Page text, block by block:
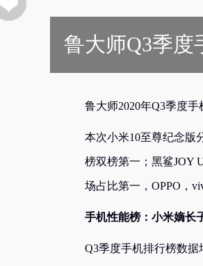
鲁大师Q3季度
鲁大师2020年Q3季度手
本次小米10至尊纪念版
榜双榜第一；黑鲨JOY
场占比第一，OPPO，
手机性能榜：小米嫡长
Q3季度手机排行榜数